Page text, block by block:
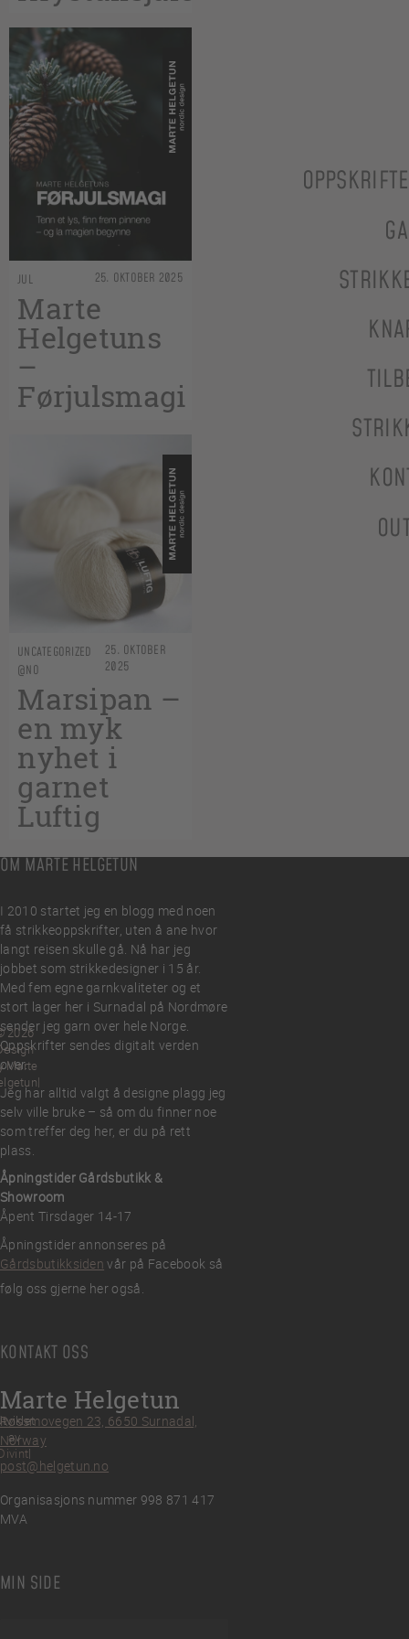
JUL 25. OKTOBER 2025
Marte
Helgetuns
–
Førjulsmagi
UNCATEGORIZED
@NO
25. OKTOBER
2025
Marsipan –
en myk
nyhet i
garnet
Luftig
OM MARTE HELGETUN
I 2010 startet jeg en blogg med noen
få strikkeoppskrifter, uten å ane hvor
langt reisen skulle gå. Nå har jeg
jobbet som strikkedesigner i 15 år.
Med fem egne garnkvaliteter og et
stort lager her i Surnadal på Nordmøre
sender jeg garn over hele Norge.
Oppskrifter sendes digitalt verden
over.
Jeg har alltid valgt å designe plagg jeg
selv ville bruke – så om du finner noe
som treffer deg her, er du på rett
plass.
Åpningstider Gårdsbutikk &
Showroom
Åpent Tirsdager 14-17
Åpningstider annonseres på
Gårdsbutikksiden vår på Facebook så
følg oss gjerne her også.
KONTAKT OSS
Marte Helgetun
Røssmovegen 23, 6650 Surnadal,
Norway
post@helgetun.no
Organisasjons nummer 998 871 417
MVA
MIN SIDE
2026
Marte
av